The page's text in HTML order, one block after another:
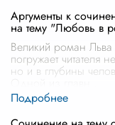
Аргументы к
на тему "Любовь в
Великий роман
погружает читателя
но и в глубины